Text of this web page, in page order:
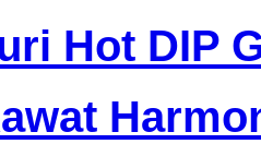
Hot DIP